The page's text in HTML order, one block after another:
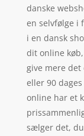
danske
en selvfølge i
i en dansk
dit online
give mere
eller 90
online har et
sælger det,